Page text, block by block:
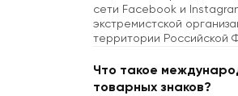
сети Facebook и
экстремистской
территории Российской
Что такое
товарных знаков?